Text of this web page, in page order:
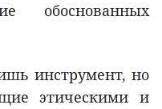
обоснованных
инструмент, но
этическими и